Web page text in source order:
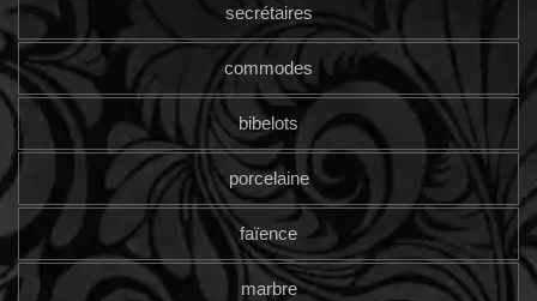
secrétaires
commodes
bibelots
porcelaine
faïence
marbre